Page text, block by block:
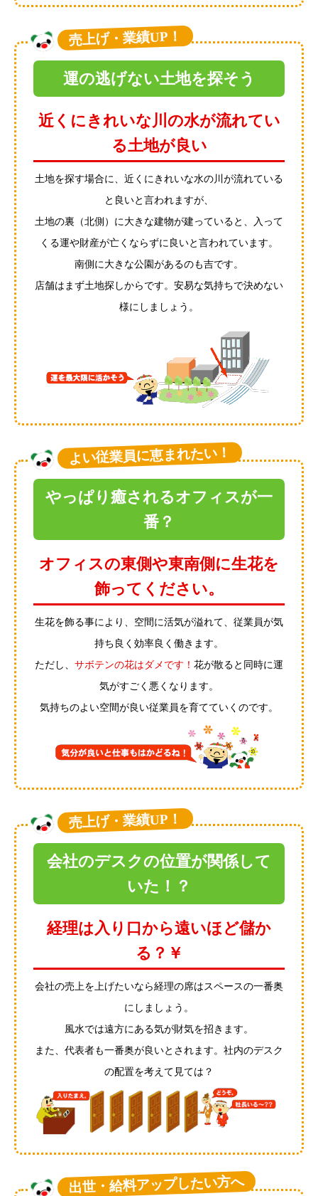
売上げ・業績UP！
運の逃げない土地を探そう
近くにきれいな川の水が流れてい
る土地が良い
土地を探す場合に、近くにきれいな水の川が流れている
と良いと言われますが、
土地の裏（北側）に大きな建物が建っていると、入って
くる運や財産が亡くならずに良いと言われています。
南側に大きな公園があるのも吉です。
店舗はまず土地探しからです。安易な気持ちで決めない
様にしましょう。
よい従業員に恵まれたい！
やっぱり癒されるオフィスが一
番？
オフィスの東側や東南側に生花を
飾ってください。
生花を飾る事により、空間に活気が溢れて、従業員が気
持ち良く効率良く働きます。
ただし、 サボテンの花はダメです！ 花が散ると同時に運
気がすごく悪くなります。
気持ちのよい空間が良い従業員を育てていくのです。
売上げ・業績UP！
会社のデスクの位置が関係して
いた！？
経理は入り口から遠いほど儲か
る？￥
会社の売上を上げたいなら経理の席はスペースの一番奥
にしましょう。
風水では遠方にある気が財気を招きます。
また、代表者も一番奥が良いとされます。社内のデスク
の配置を考えて見ては？
出世・給料アップしたい方へ